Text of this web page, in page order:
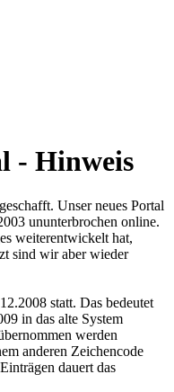
- Hinweis
Unser neues Portal
ununterbrochen online.
weiterentwickelt hat,
sind wir aber wieder
statt. Das bedeutet
in das alte System
werden
anderen Zeichencode
dauert das